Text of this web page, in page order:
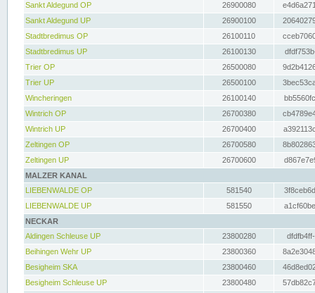
Sankt Aldegund OP
26900080
Sankt Aldegund UP
26900100
Stadtbredimus OP
26100110
Stadtbredimus UP
26100130
Trier OP
26500080
Trier UP
26500100
Wincheringen
26100140
Wintrich OP
26700380
Wintrich UP
26700400
Zeltingen OP
26700580
Zeltingen UP
26700600
MALZER KANAL
LIEBENWALDE OP
581540
LIEBENWALDE UP
581550
NECKAR
Aldingen Schleuse UP
23800280
Beihingen Wehr UP
23800360
Besigheim SKA
23800460
Besigheim Schleuse UP
23800480